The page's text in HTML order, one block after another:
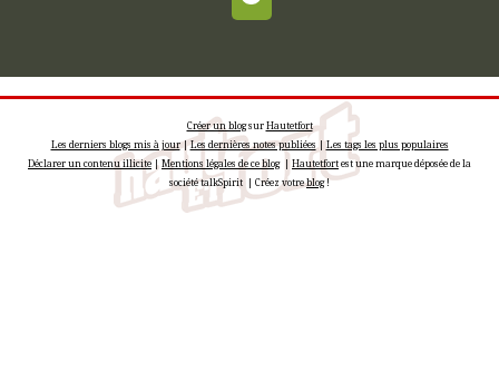
Créer un blogsurHautetfort
Les derniers blogs mis à jour|Les dernières notes publiées |Les tags les plus populaires
Déclarer un contenu illicite|Mentions légales de ce blog| Hautetfortest une marque déposée de la
société talkSpirit | Créez votreblog!